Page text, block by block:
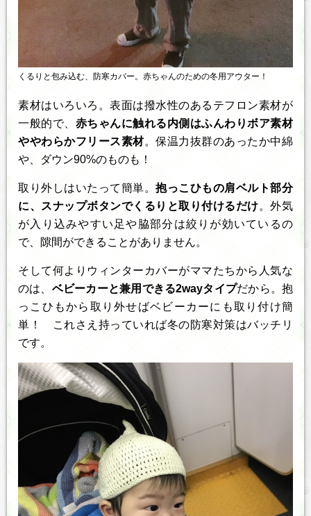
くるりと包み込む、防寒カバー。赤ちゃんのための冬用アウター！
素材はいろいろ。表面は撥水性のあるテフロン素材が
一般的で、 赤ちゃんに触れる内側はふんわりボア素材
ややわらかフリース素材。保温力抜群のあったか中綿
や、ダウン90%のものも！
取り外しはいたって簡単。抱っこひもの肩ベルト部分
に、スナップボタンでくるりと取り付けるだけ。外気
が入り込みやすい足や脇部分は絞りが効いているの
で、隙間ができることがありません。
そして何よりウィンターカバーがママたちから人気な
のは、 ベビーカーと兼用できる2wayタイプだから。抱
っこひもから取り外せばベビーカーにも取り付け簡
単！ これさえ持っていれば冬の防寒対策はバッチリ
です。